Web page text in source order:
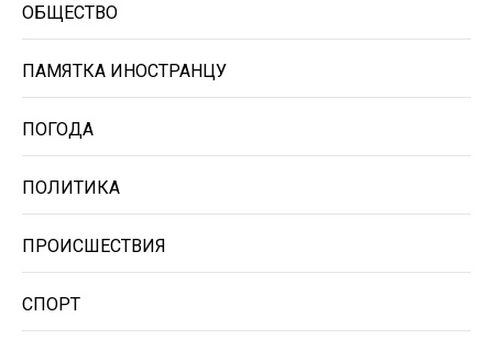
ОБЩЕСТВО
ПАМЯТКА ИНОСТРАНЦУ
ПОГОДА
ПОЛИТИКА
ПРОИСШЕСТВИЯ
СПОРТ